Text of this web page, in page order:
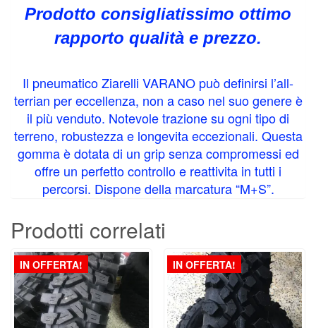
Prodotto consigliatissimo ottimo
rapporto qualità e prezzo.
Il pneumatico Ziarelli VARANO può definirsi l’all-
terrian per eccellenza, non a caso nel suo genere è
il più venduto. Notevole trazione su ogni tipo di
terreno, robustezza e longevitа eccezionali. Questa
gomma è dotata di un grip senza compromessi ed
offre un perfetto controllo e reattivitа in tutti i
percorsi. Dispone della marcatura “M+S”.
Prodotti correlati
IN OFFERTA! IN OFFERTA!